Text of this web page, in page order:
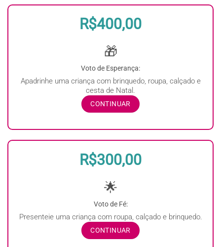
R$400,00
🎁
Voto de Esperança:
Apadrinhe uma criança com brinquedo, roupa, calçado e
cesta de Natal.
CONTINUAR
R$300,00
🌟
Voto de Fé:
Presenteie uma criança com roupa, calçado e brinquedo.
CONTINUAR